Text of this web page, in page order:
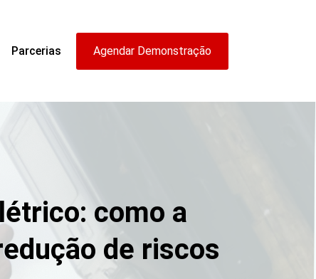
Parcerias Agendar Demonstração
como a
de riscos